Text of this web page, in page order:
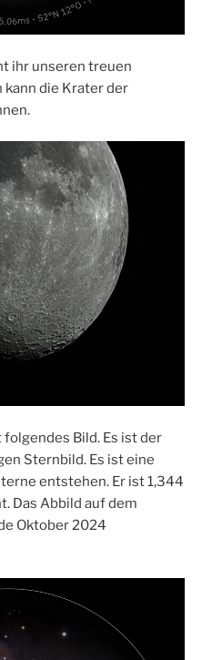
ihr unseren treuen
kann die Krater der
Bild. Es ist der
Sternbild. Es ist eine
entstehen. Er ist 1,344
Das Abbild auf dem
Oktober 2024